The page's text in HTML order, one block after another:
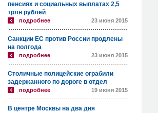
пенсиях и социальных выплатах 2,5
трлн рублей
подробнее 23 июня 2015
Санкции ЕС против России продлены
на полгода
подробнее 23 июня 2015
Столичные полицейские ограбили
задержанного по дороге в отдел
подробнее 19 июня 2015
В центре Москвы на два дня